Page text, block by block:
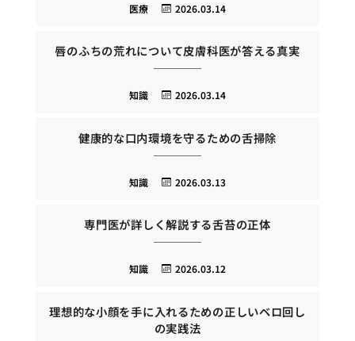
2026.03.14
医療
唇のふちの荒れについて皮膚科医が答える真実
2026.03.14
知識
健康的な口内環境を守るための舌掃除
2026.03.13
知識
専門医が詳しく解説する舌苔の正体
2026.03.12
知識
理想的な小顔を手に入れるための正しいベロ回し
の実践法